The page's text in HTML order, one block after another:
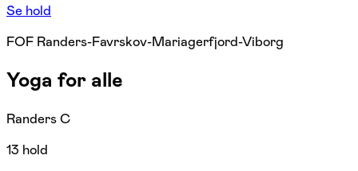
Se hold
FOF Randers-Favrskov-Mariagerfjord-Viborg
Yoga for alle
Randers C
13 hold